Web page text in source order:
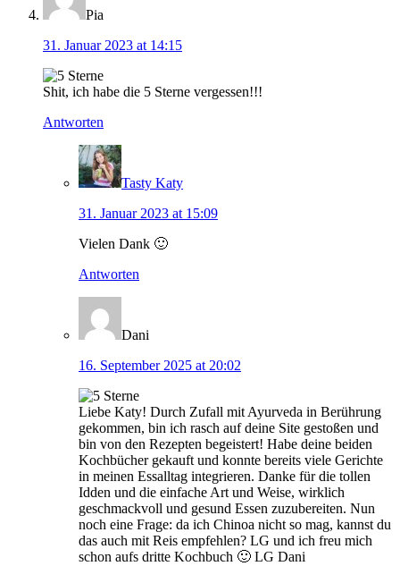
Pia
31. Januar 2023 at 14:15
Shit, ich habe die 5 Sterne vergessen!!!
Antworten
Tasty Katy
31. Januar 2023 at 15:09
Vielen Dank 🙂
Antworten
Dani
16. September 2025 at 20:02
Liebe Katy! Durch Zufall mit Ayurveda in Berührung
gekommen, bin ich rasch auf deine Site gestoßen und
bin von den Rezepten begeistert! Habe deine beiden
Kochbücher gekauft und konnte bereits viele Gerichte
in meinen Essalltag integrieren. Danke für die tollen
Idden und die einfache Art und Weise, wirklich
geschmackvoll und gesund Essen zuzubereiten. Nun
noch eine Frage: da ich Chinoa nicht so mag, kannst du
das auch mit Reis empfehlen? LG und ich freu mich
schon aufs dritte Kochbuch 🙂 LG Dani